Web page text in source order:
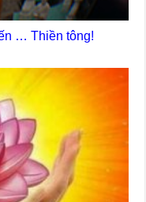
… Thiền tông!